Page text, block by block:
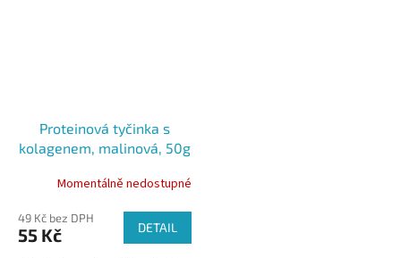
Proteinová tyčinka s
kolagenem, malinová, 50g
Momentálně nedostupné
49 Kč bez DPH
55 Kč DETAIL